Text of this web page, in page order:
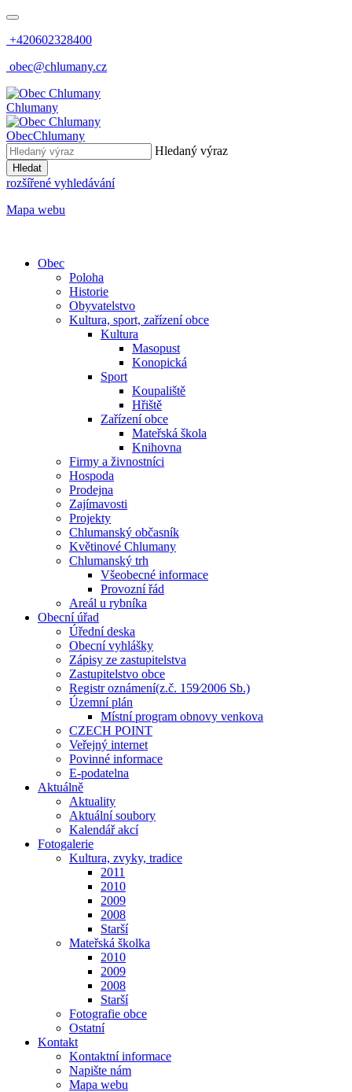
+420602328400
obec@chlumany.cz
Chlumany
ObecChlumany
Hledaný výraz
Hledat
rozšířené vyhledávání
Mapa webu
Obec
Poloha
Historie
Obyvatelstvo
Kultura, sport, zařízení obce
Kultura
Masopust
Konopická
Sport
Koupaliště
Hřiště
Zařízení obce
Mateřská škola
Knihovna
Firmy a živnostníci
Hospoda
Prodejna
Zajímavosti
Projekty
Chlumanský občasník
Květinové Chlumany
Chlumanský trh
Všeobecné informace
Provozní řád
Areál u rybníka
Obecní úřad
Úřední deska
Obecní vyhlášky
Zápisy ze zastupitelstva
Zastupitelstvo obce
Registr oznámení(z.č. 159⁄2006 Sb.)
Územní plán
Místní program obnovy venkova
CZECH POINT
Veřejný internet
Povinné informace
E-podatelna
Aktuálně
Aktuality
Aktuální soubory
Kalendář akcí
Fotogalerie
Kultura, zvyky, tradice
2011
2010
2009
2008
Starší
Mateřská školka
2010
2009
2008
Starší
Fotografie obce
Ostatní
Kontakt
Kontaktní informace
Napište nám
Mapa webu